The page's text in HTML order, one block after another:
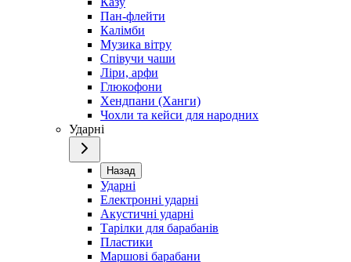
Пан-флейти
Калімби
Музика вітру
Співучи чаши
Ліри, арфи
Глюкофони
Хендпани (Ханги)
Чохли та кейси для народних
Ударні
Назад
Ударні
Електронні ударні
Акустичні ударні
Тарілки для барабанів
Пластики
Маршові барабани